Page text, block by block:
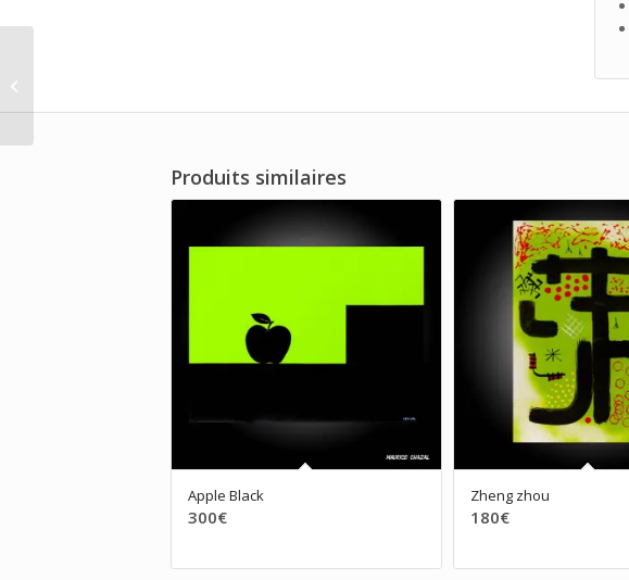
Produits similaires
Apple Black
300€
Zheng zhou
180€